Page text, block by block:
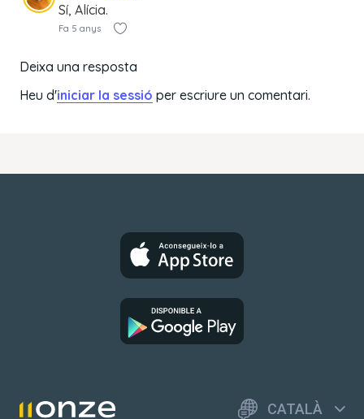
Sí, Alícia.
Fa 5 anys
Deixa una resposta
Heu d'iniciar la sessió per escriure un comentari.
CATALÀ